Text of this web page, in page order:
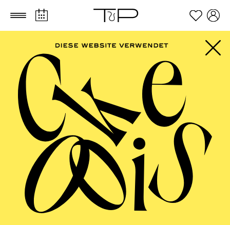
Zum Hauptinhalt springen Zum Footer springen
PHILHARMONIE